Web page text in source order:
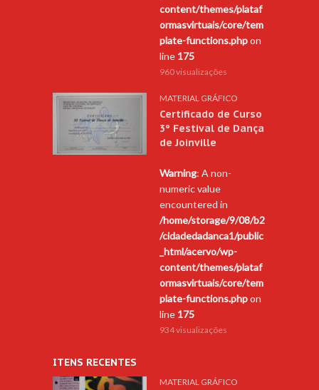
content/themes/plataf
ormasvirtuais/core/tem
plate-functions.phpon
line 175
960 visualizações
MATERIAL GRÁFICO
Certificado de Curso
3º Festival de Dança
de Joinville
Warning: A non-
numeric value
encountered in
/home/storage/9/08/b2
/cidadedadanca1/public
_html/acervo/wp-
content/themes/plataf
ormasvirtuais/core/tem
plate-functions.phpon
line 175
934 visualizações
ITENS RECENTES
MATERIAL GRÁFICO